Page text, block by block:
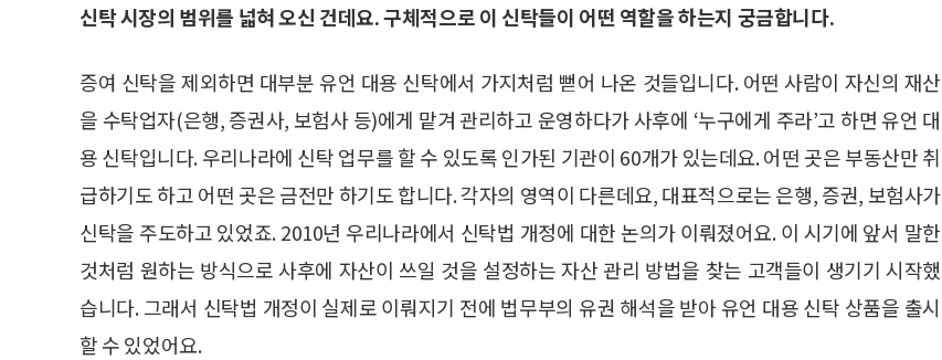
신탁 시장의 범위를 넓혀 오신 건데요. 구체적으로 이 신탁들이 어떤 역할을 하는지 궁금합니다.
증여 신탁을 제외하면 대부분 유언 대용 신탁에서 가지처럼 뻗어 나온 것들입니다. 어떤 사람이 자신의 재산
을 수탁업자(은행, 증권사, 보험사 등)에게 맡겨 관리하고 운영하다가 사후에 ‘누구에게 주라’고 하면 유언 대
용 신탁입니다. 우리나라에 신탁 업무를 할 수 있도록 인가된 기관이 60개가 있는데요. 어떤 곳은 부동산만 취
급하기도 하고 어떤 곳은 금전만 하기도 합니다. 각자의 영역이 다른데요, 대표적으로는 은행, 증권, 보험사가
신탁을 주도하고 있었죠. 2010년 우리나라에서 신탁법 개정에 대한 논의가 이뤄졌어요. 이 시기에 앞서 말한
것처럼 원하는 방식으로 사후에 자산이 쓰일 것을 설정하는 자산 관리 방법을 찾는 고객들이 생기기 시작했
습니다. 그래서 신탁법 개정이 실제로 이뤄지기 전에 법무부의 유권 해석을 받아 유언 대용 신탁 상품을 출시
할 수 있었어요.